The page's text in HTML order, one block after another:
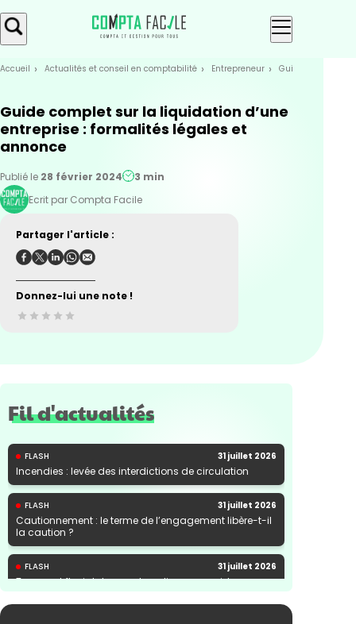
Skip
to
Aller au
contenu
Accueil Actualités et conseil en comptabilité Entrepreneur Guide complet
Guide complet sur la liquidation d’une
entreprise : formalités légales et
annonce
Publié le 28 février 2024
3 min
Ecrit par Compta Facile
Partager l'article :
Donnez-lui une note !
Fil d'actualités
FLASH 31 juillet 2026
Incendies : levée des interdictions de circulation
FLASH 31 juillet 2026
Cautionnement : le terme de l’engagement libère-t-il
la caution ?
FLASH 31 juillet 2026
Transport fluvial de marchandises : une aide
financière bienvenue